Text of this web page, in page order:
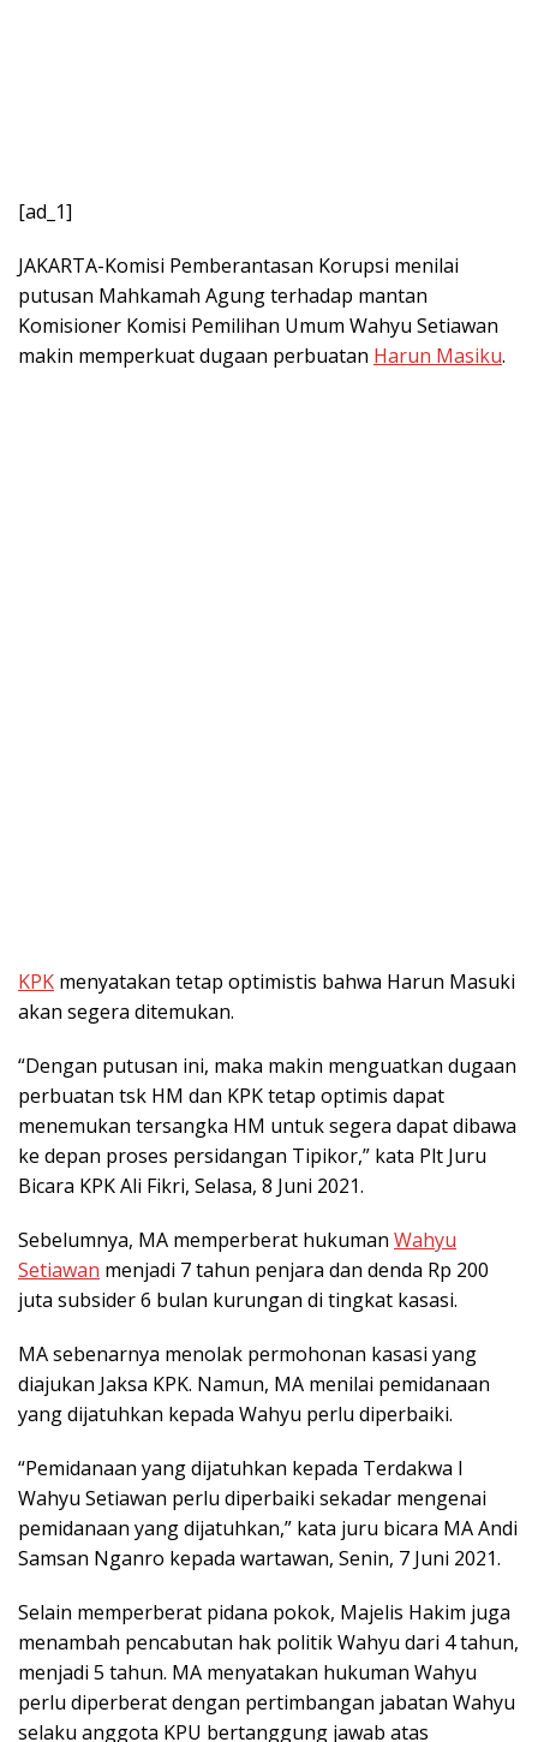
[ad_1]
JAKARTA-Komisi Pemberantasan Korupsi menilai
putusan Mahkamah Agung terhadap mantan
Komisioner Komisi Pemilihan Umum Wahyu Setiawan
makin memperkuat dugaan perbuatan Harun Masiku.
KPK menyatakan tetap optimistis bahwa Harun Masuki
akan segera ditemukan.
“Dengan putusan ini, maka makin menguatkan dugaan
perbuatan tsk HM dan KPK tetap optimis dapat
menemukan tersangka HM untuk segera dapat dibawa
ke depan proses persidangan Tipikor,” kata Plt Juru
Bicara KPK Ali Fikri, Selasa, 8 Juni 2021.
Sebelumnya, MA memperberat hukuman Wahyu
Setiawan menjadi 7 tahun penjara dan denda Rp 200
juta subsider 6 bulan kurungan di tingkat kasasi.
MA sebenarnya menolak permohonan kasasi yang
diajukan Jaksa KPK. Namun, MA menilai pemidanaan
yang dijatuhkan kepada Wahyu perlu diperbaiki.
“Pemidanaan yang dijatuhkan kepada Terdakwa I
Wahyu Setiawan perlu diperbaiki sekadar mengenai
pemidanaan yang dijatuhkan,” kata juru bicara MA Andi
Samsan Nganro kepada wartawan, Senin, 7 Juni 2021.
Selain memperberat pidana pokok, Majelis Hakim juga
menambah pencabutan hak politik Wahyu dari 4 tahun,
menjadi 5 tahun. MA menyatakan hukuman Wahyu
perlu diperberat dengan pertimbangan jabatan Wahyu
selaku anggota KPU bertanggung jawab atas